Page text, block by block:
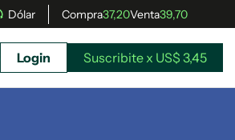
Dólar Compra37,20Venta39,70
Login Suscribite x US$ 3,45